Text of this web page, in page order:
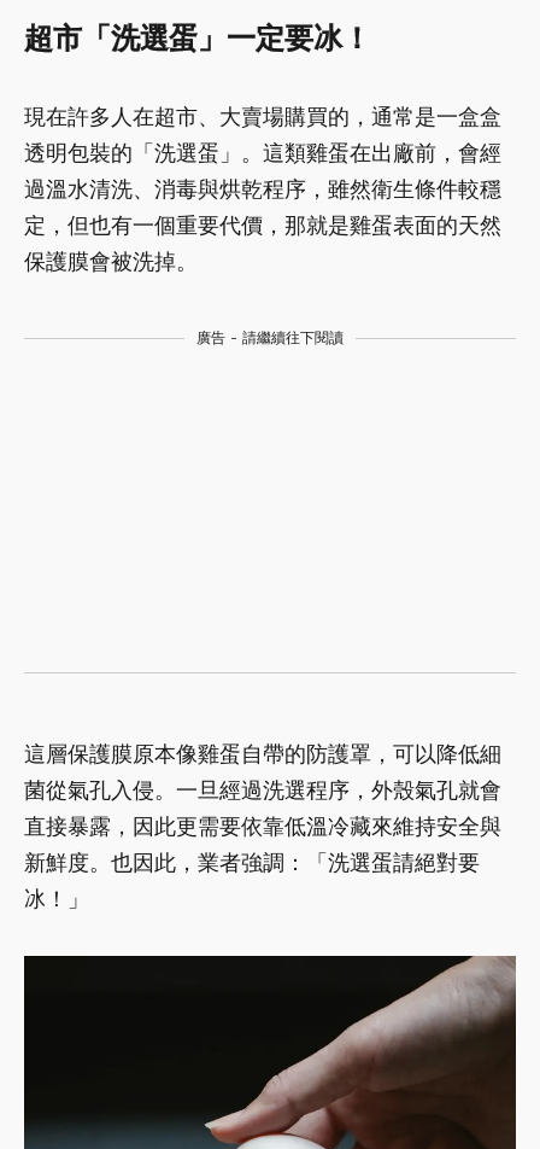
超市「洗選蛋」一定要冰！
現在許多人在超市、大賣場購買的，通常是一盒盒
透明包裝的「洗選蛋」。這類雞蛋在出廠前，會經
過溫水清洗、消毒與烘乾程序，雖然衛生條件較穩
定，但也有一個重要代價，那就是雞蛋表面的天然
保護膜會被洗掉。
廣告 - 請繼續往下閱讀
這層保護膜原本像雞蛋自帶的防護罩，可以降低細
菌從氣孔入侵。一旦經過洗選程序，外殼氣孔就會
直接暴露，因此更需要依靠低溫冷藏來維持安全與
新鮮度。也因此，業者強調：「洗選蛋請絕對要
冰！」